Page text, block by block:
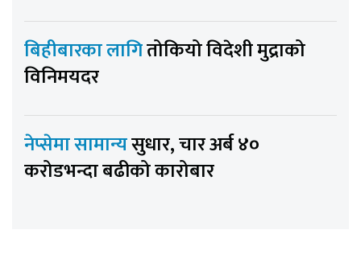
बिहीबारका लागितोकियो विदेशी मुद्राको
विनिमयदर
नेप्सेमा सामान्यसुधार, चार अर्ब ४०
करोडभन्दा बढीको कारोबार